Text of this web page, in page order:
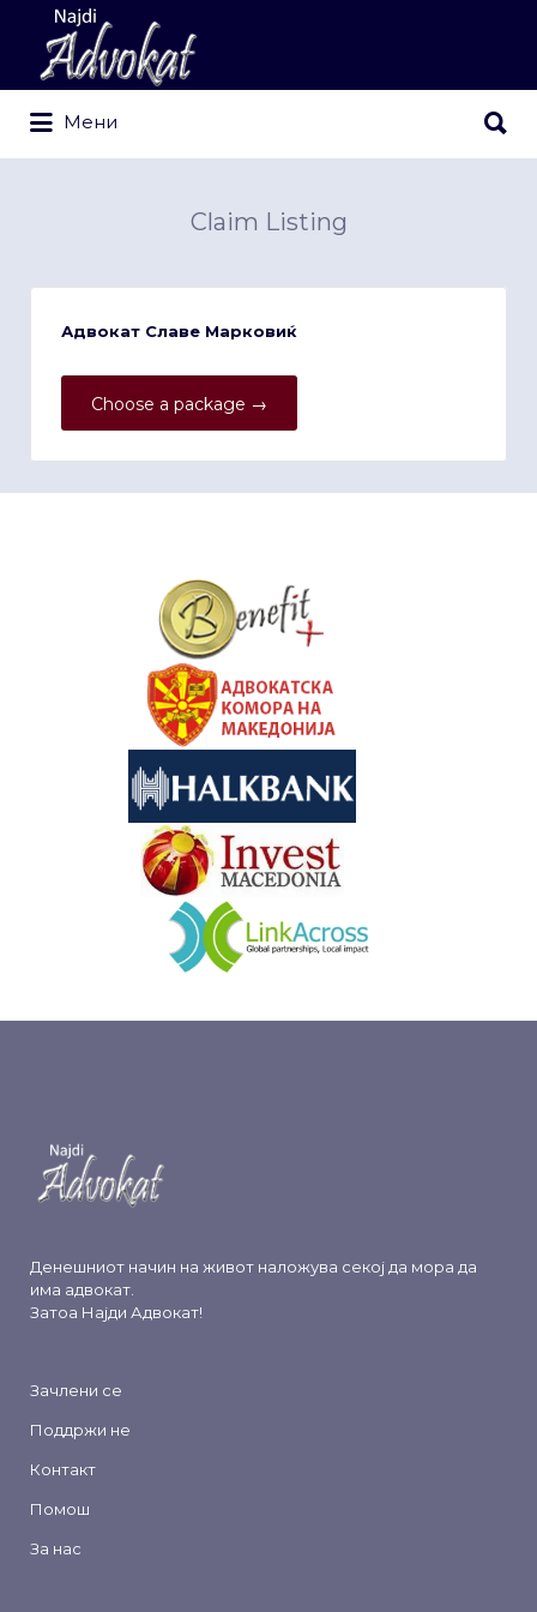
Search
for:
Мени
for:
Claim Listing
Адвокат Славе Марковиќ
Денешниот начин на живот наложува секој да мора да
има адвокат.
Затоа Најди Адвокат!
Зачлени се
Поддржи не
Контакт
Помош
За нас